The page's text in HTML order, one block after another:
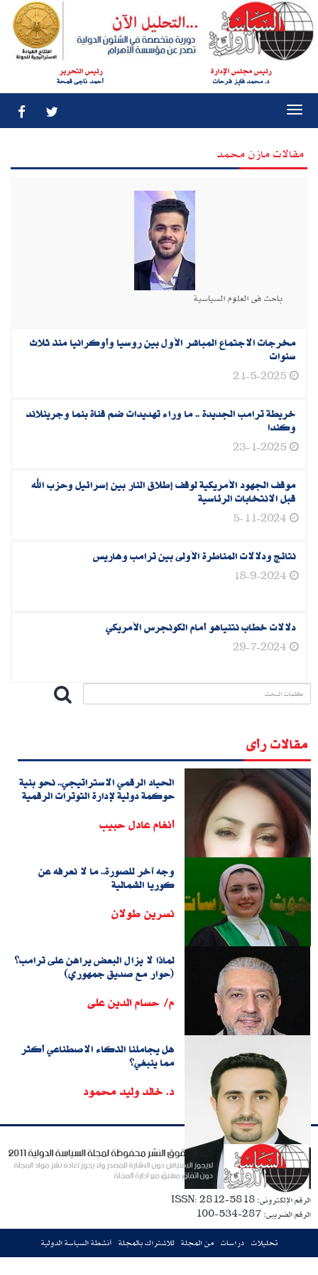
رئيس مجلس الإدارة
د. محمد فايز فرحات
رئيس التحرير
أحمد ناجى قمحة
مقالات مازن محمد
باحث فى العلوم السياسية
مخرجات الاجتماع المباشر الأول بين روسيا وأوكرانيا منذ ثلاث
سنوات
21-5-2025
خريطة ترامب الجديدة .. ما وراء تهديدات ضم قناة بنما وجرينلاند
وكندا
23-1-2025
موقف الجهود الأمريكية لوقف إطلاق النار بين إسرائيل وحزب الله
قبل الانتخابات الرئاسية
5-11-2024
نتائج ودلالات المناظرة الأولى بين ترامب وهاريس
18-9-2024
دلالات خطاب نتنياهو أمام الكونجرس الأمريكي
29-7-2024
مقالات رأى
الحياد الرقمي الاستراتيجي.. نحو بنية
حوكمة دولية لإدارة التوترات الرقمية
أنغام عادل حبيب
وجه آخر للصورة.. ما لا نعرفه عن
كوريا الشمالية
نسرين طولان
لماذا لا يزال البعض يراهن على ترامب؟
(حوار مع صديق جمهوري)
م/ حسام الدين على
هل يجاملنا الذكاء الاصطناعي أكثر
مما ينبغي؟
د. خالد وليد محمود
الرقم الإلكترونى: ISSN: 2812-5818
الرقم الضريبى: 287-534-100
تحليلات دراسات من المجلة للاشتراك بالمجلة أنشطة السياسة الدولية